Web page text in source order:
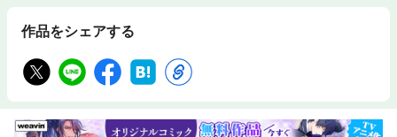
作品をシェアする